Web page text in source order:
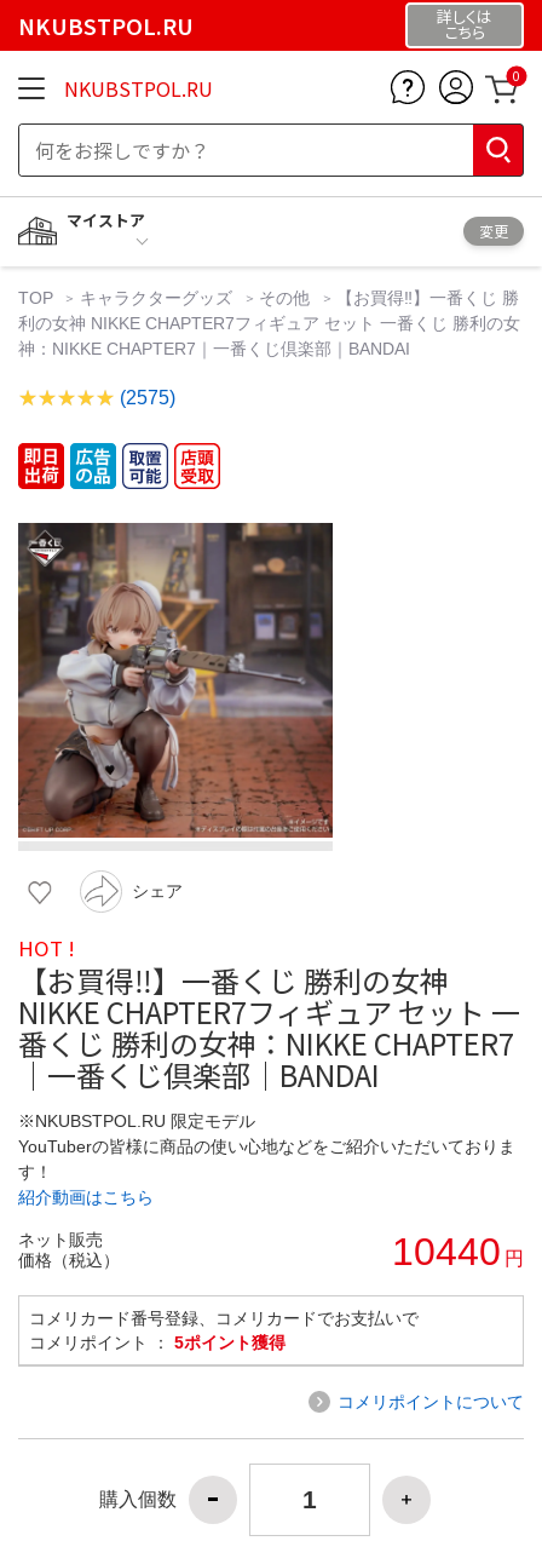
NKUBSTPOL.RU 詳しくは
こちら
NKUBSTPOL.RU 0
マイストア
変更
TOP キャラクターグッズ その他
【お買得‼️】一番くじ 勝
利の女神 NIKKE CHAPTER7フィギュア セット 一番くじ 勝利の女
神：NIKKE CHAPTER7｜一番くじ倶楽部｜BANDAI
(2575)
シェア
HOT !
【お買得‼️】一番くじ 勝利の女神
NIKKE CHAPTER7フィギュア セット 一
番くじ 勝利の女神：NIKKE CHAPTER7
｜一番くじ倶楽部｜BANDAI
※NKUBSTPOL.RU 限定モデル
YouTuberの皆様に商品の使い心地などをご紹介いただいておりま
す！
紹介動画はこちら
ネット販売
価格（税込）
10440 円
コメリカード番号登録、コメリカードでお支払いで
コメリポイント ： 5ポイント獲得
コメリポイントについて
購入個数